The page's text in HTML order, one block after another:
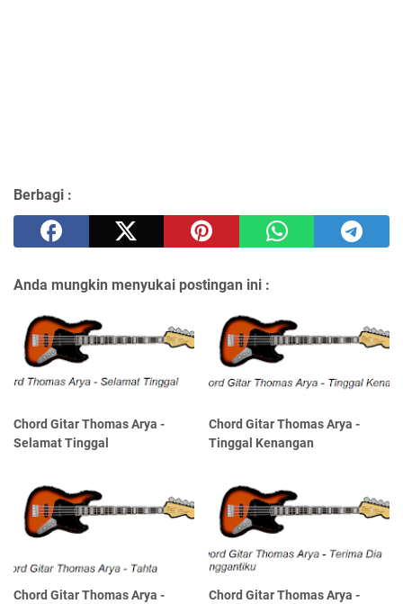
Berbagi :
Anda mungkin menyukai postingan ini :
Chord Gitar Thomas Arya -
Selamat Tinggal
Chord Gitar Thomas Arya -
Tinggal Kenangan
Chord Gitar Thomas Arya -
Chord Gitar Thomas Arya -